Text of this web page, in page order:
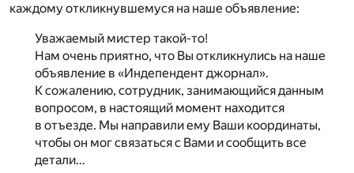
каждому откликнувшемуся на наше объявление:
Уважаемый мистер такой-то!
Нам очень приятно, что Вы откликнулись на наше
объявление в «Индепендент джорнал».
К сожалению, сотрудник, занимающийся данным
вопросом, в настоящий момент находится
в отъезде. Мы направили ему Ваши координаты,
чтобы он мог связаться с Вами и сообщить все
детали…